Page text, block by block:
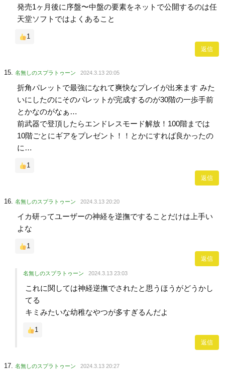
発売1ヶ月後に序盤〜中盤の要素をネットで公開するのは任
天堂ソフトではよくあること
1
返信
名無しのスプラトゥーン 2024.3.13 20:05
折角パレットで最強になれて爽快なプレイが出来ます みた
いにしたのにそのパレットが完成するのが30階の一歩手前
とかなのがなぁ…
前武器で登頂したらエンドレスモード解放！100階までは
10階ごとにギアをプレゼント！！とかにすれば良かったの
に…
1
返信
名無しのスプラトゥーン 2024.3.13 20:20
イカ研ってユーザーの神経を逆撫ですることだけは上手い
よな
1
返信
名無しのスプラトゥーン 2024.3.13 23:03
これに関しては神経逆撫でされたと思うほうがどうかし
てる
キミみたいな幼稚なやつが多すぎるんだよ
1
返信
名無しのスプラトゥーン 2024.3.13 20:27